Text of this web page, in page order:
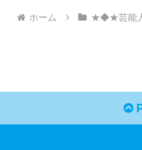
ホーム ★◆★芸能